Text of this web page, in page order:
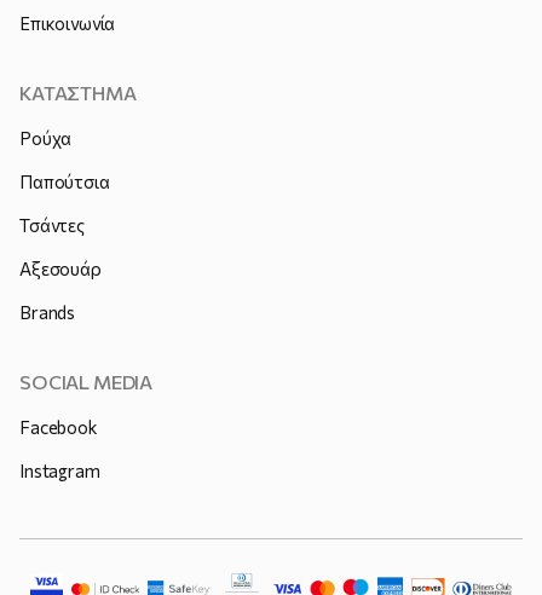
Επικοινωνία
ΚΑΤΑΣΤΗΜΑ
Ρούχα
Παπούτσια
Τσάντες
Αξεσουάρ
Brands
SOCIAL MEDIA
Facebook
Instagram